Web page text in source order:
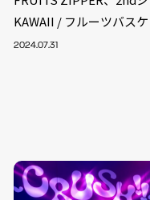
KAWAII / フルーツバス
2024.07.31